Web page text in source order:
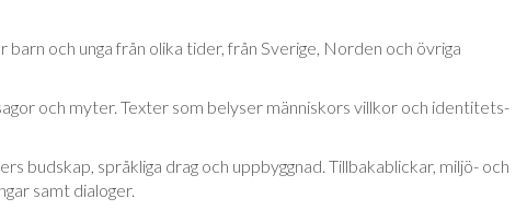
och unga från olika tider, från Sverige, Norden och öv­ri­ga
och myter. Texter som belyser männi­skors villkor och identitets-
budskap, språkliga drag och uppbyggnad. Till­baka­blickar, miljö- och
samt dialoger.